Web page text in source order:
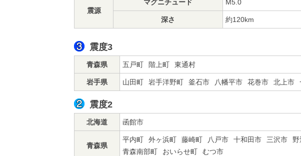
震源
マグニチュード M5.0
深さ 約120km
震度3
青森県 五戸町 階上町 東通村
岩手県 山田町 岩手洋野町 釜石市 八幡平市 花巻市 北上市
震度2
北海道 函館市
青森県
平内町 外ヶ浜町 藤崎町 八戸市 十和田市 三沢市
青森南部町
おいらせ町 むつ市